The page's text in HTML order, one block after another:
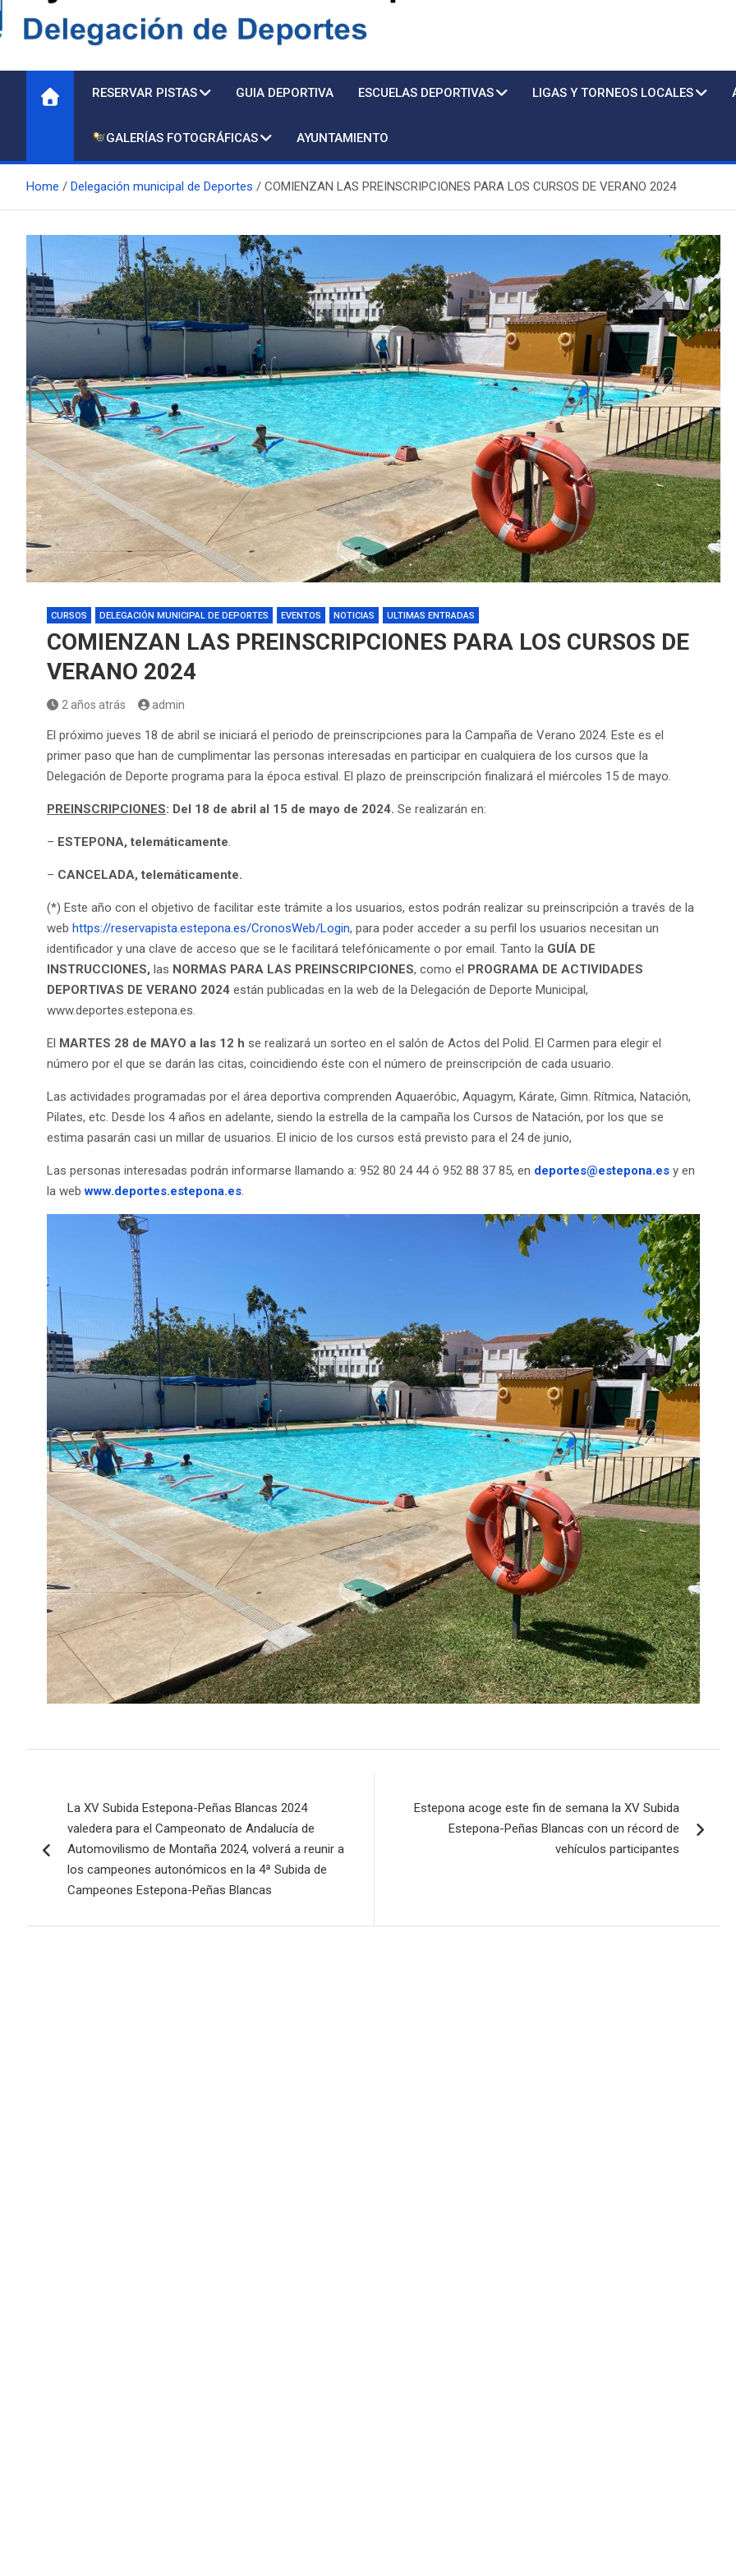
Delegación de Deportes
RESERVAR PISTAS GUIA DEPORTIVA ESCUELAS DEPORTIVAS LIGAS Y TORNEOS LOCALES
GALERÍAS FOTOGRÁFICAS AYUNTAMIENTO
Home Delegación municipal de Deportes COMIENZAN LAS PREINSCRIPCIONES PARA LOS CURSOS DE VERANO 2024
CURSOS DELEGACIÓN MUNICIPAL DE DEPORTES EVENTOS NOTICIAS ULTIMAS ENTRADAS
COMIENZAN LAS PREINSCRIPCIONES PARA LOS CURSOS DE
VERANO 2024
2 años atrás admin
El próximo jueves 18 de abril se iniciará el periodo de preinscripciones para la Campaña de Verano 2024. Este es el
primer paso que han de cumplimentar las personas interesadas en participar en cualquiera de los cursos que la
Delegación de Deporte programa para la época estival. El plazo de preinscripción finalizará el miércoles 15 de mayo.
PREINSCRIPCIONES: Del 18 de abril al 15 de mayo de 2024. Se realizarán en:
– ESTEPONA, telemáticamente.
– CANCELADA, telemáticamente.
(*) Este año con el objetivo de facilitar este trámite a los usuarios, estos podrán realizar su preinscripción a través de la
web https://reservapista.estepona.es/CronosWeb/Login, para poder acceder a su perfil los usuarios necesitan un
identificador y una clave de acceso que se le facilitará telefónicamente o por email. Tanto la GUÍA DE
INSTRUCCIONES, las NORMAS PARA LAS PREINSCRIPCIONES, como el PROGRAMA DE ACTIVIDADES
DEPORTIVAS DE VERANO 2024 están publicadas en la web de la Delegación de Deporte Municipal,
www.deportes.estepona.es.
El MARTES 28 de MAYO a las 12 h se realizará un sorteo en el salón de Actos del Polid. El Carmen para elegir el
número por el que se darán las citas, coincidiendo éste con el número de preinscripción de cada usuario.
Las actividades programadas por el área deportiva comprenden Aquaeróbic, Aquagym, Kárate, Gimn. Rítmica, Natación,
Pilates, etc. Desde los 4 años en adelante, siendo la estrella de la campaña los Cursos de Natación, por los que se
estima pasarán casi un millar de usuarios. El inicio de los cursos está previsto para el 24 de junio,
Las personas interesadas podrán informarse llamando a: 952 80 24 44 ó 952 88 37 85, en deportes@estepona.es y en
la webwww.deportes.estepona.es.
entradas
La XV Subida Estepona-Peñas Blancas 2024
valedera para el Campeonato de Andalucía de
Automovilismo de Montaña 2024, volverá a reunir a
los campeones autonómicos en la 4ª Subida de
Campeones Estepona-Peñas Blancas
Estepona acoge este fin de semana la XV Subida
Estepona-Peñas Blancas con un récord de
vehículos participantes
Piscina
EDM 26-
EDM 26-